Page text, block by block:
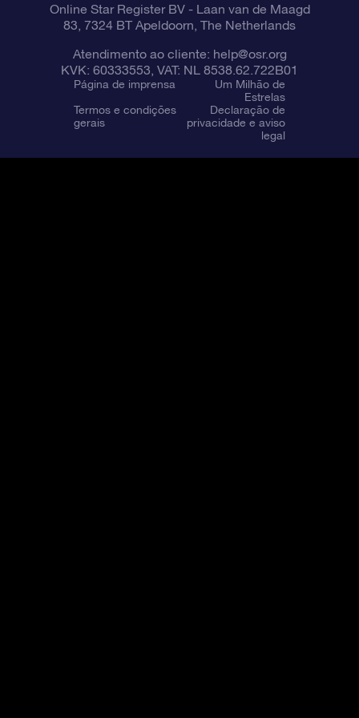
Online Star Register BV- Laan van de Maagd
83, 7324 BT Apeldoorn, The Netherlands
Atendimento ao cliente: help@osr.org
KVK: 60333553, VAT: NL 8538.62.722B01
Página de imprensa
Um Milhão de
Estrelas
Termos e condições
gerais
Declaração de
privacidade e aviso
legal